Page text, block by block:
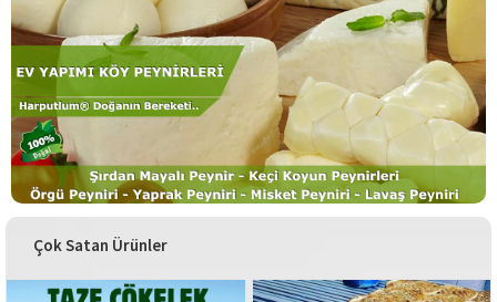
Çok Satan Ürünler